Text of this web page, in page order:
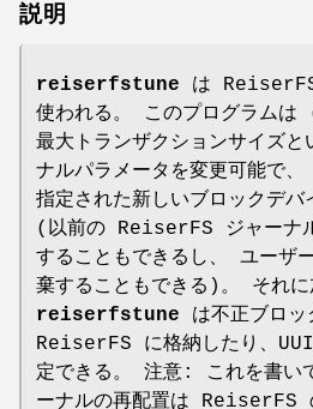
説明
reiserfstune は ReiserFS
使われる。 このプログラムは
最大トランザクションサイズ
ナルパラメータを変更可能で
指定された新しいブロックデバ
(以前の ReiserFS ジャーナ
することもできるし、 ユーザ
棄することもできる)。 それに
reiserfstune は不正ブロッ
ReiserFS に格納したり、
定できる。 注意: これを書い
ーナルの再配置は ReiserFS